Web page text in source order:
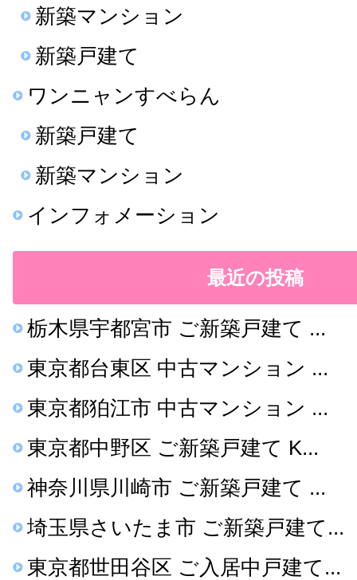
新築マンション
新築戸建て
ワンニャンすべらん
新築戸建て
新築マンション
インフォメーション
最近の投稿
栃木県宇都宮市 ご新築戸建て ...
東京都台東区 中古マンション ...
東京都狛江市 中古マンション ...
東京都中野区 ご新築戸建て K...
神奈川県川崎市 ご新築戸建て ...
埼玉県さいたま市 ご新築戸建て...
東京都世田谷区 ご入居中戸建て...